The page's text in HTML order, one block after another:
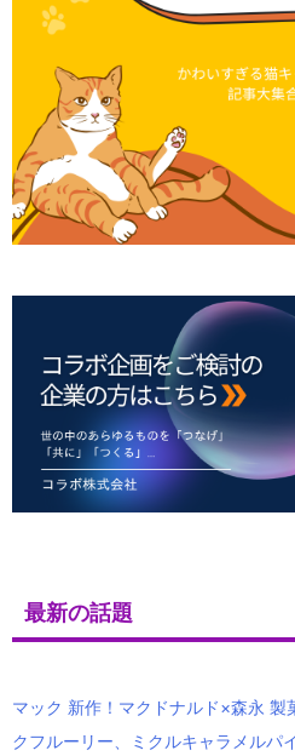
最新の話題
マック 新作！マクドナルド×森永 製
クフルーリー、ミクルキャラメルパ